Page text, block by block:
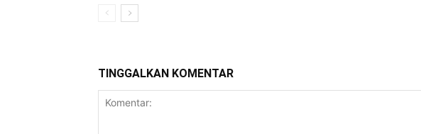
TINGGALKAN KOMENTAR